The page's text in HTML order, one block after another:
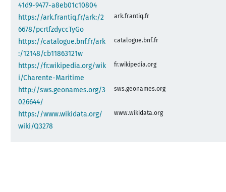
41d9-9477-a8eb01c10804
https://ark.frantiq.fr/ark:/2
6678/pcrtfzdyccTyGo
ark.frantiq.fr
https://catalogue.bnf.fr/ark
:/12148/cb11863121w
catalogue.bnf.fr
https://fr.wikipedia.org/wik
i/Charente-Maritime
fr.wikipedia.org
http://sws.geonames.org/3
026644/
sws.geonames.org
https://www.wikidata.org/
wiki/Q3278
www.wikidata.org